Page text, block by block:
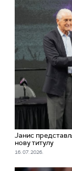
Јанис
нову титулу
16. 07. 2026.